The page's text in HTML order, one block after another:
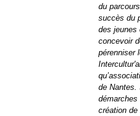
du
succès du
des jeunes
concevoir
pérenniser
de Nantes.
création de